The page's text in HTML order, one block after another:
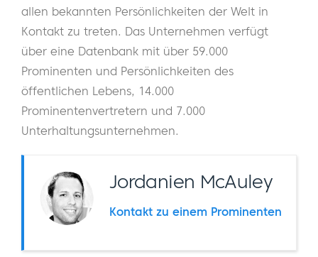
allen bekannten Persönlichkeiten der Welt in
Kontakt zu treten. Das Unternehmen verfügt
über eine Datenbank mit über 59.000
Prominenten und Persönlichkeiten des
öffentlichen Lebens, 14.000
Prominentenvertretern und 7.000
Unterhaltungsunternehmen.
Jordanien McAuley
Kontakt zu einem Prominenten